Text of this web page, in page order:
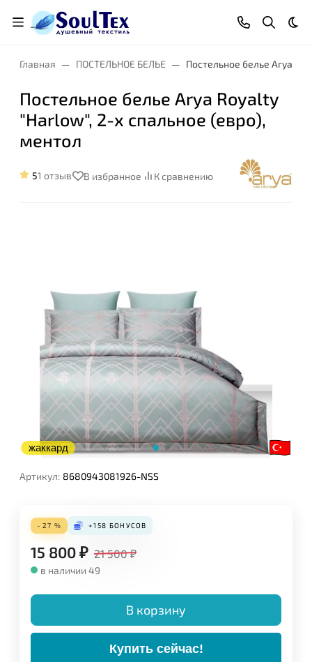
Главная ПОСТЕЛЬНОЕ БЕЛЬЕ Постельное белье Arya
Постельное белье Arya Royalty
"Harlow", 2-х спальное (евро),
ментол
51 отзыв В избранное К сравнению
жаккард
Артикул: 8680943081926-NSS
- 27 % +158 БОНУСОВ
15 800₽ 21 500 ₽
в наличии 49
В корзину
Купить сейчас!